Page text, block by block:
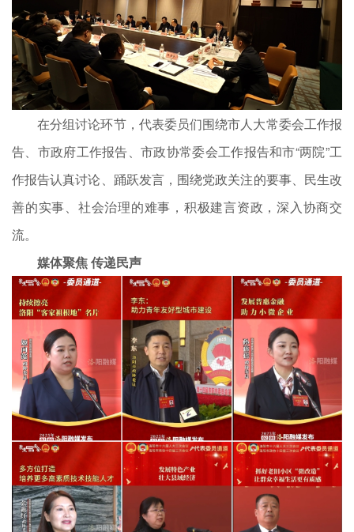
在分组讨论环节，代表委员们围绕市人大常委会工作报
告、市政府工作报告、市政协常委会工作报告和市“两院”工
作报告认真讨论、踊跃发言，围绕党政关注的要事、民生改
善的实事、社会治理的难事，积极建言资政，深入协商交
流。
媒体聚焦 传递民声